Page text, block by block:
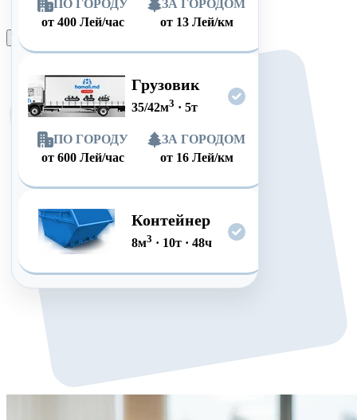
ПО ГОРОДУ
от 400 Лей/час
ЗА ГОРОДОМ
от 13 Лей/км
Грузовик
35/42м3 · 5т
ПО ГОРОДУ
от 600 Лей/час
ЗА ГОРОДОМ
от 16 Лей/км
Контейнер
8м3 · 10т· 48ч
Оформить заказ